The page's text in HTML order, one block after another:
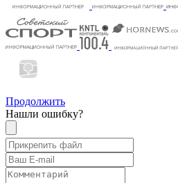
Продолжить
Нашли ошибку?